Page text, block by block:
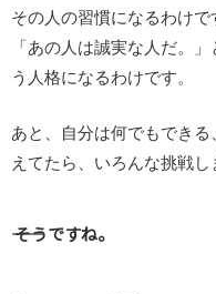
その人の習慣になるわけ
「あの人は誠実な人だ。
う人格になるわけです。
あと、自分は何でもでき
えてたら、いろんな挑戦し
―― そうですね。